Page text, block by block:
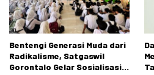
Bentengi Generasi Muda dari
Radikalisme, Satgaswil
Gorontalo Gelar Sosialisasi